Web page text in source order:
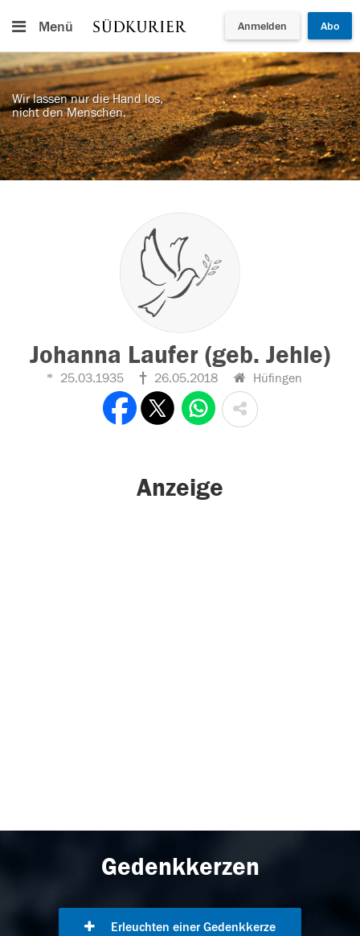
Menü Anmelden Abo
Wir lassen nur die Hand los,
nicht den Menschen.
Johanna Laufer (geb. Jehle)
25.03.1935 26.05.2018 Hüfingen
Anzeige
Gedenkkerzen
Erleuchten einer Gedenkkerze